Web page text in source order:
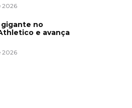
2026
no
e avança
2026